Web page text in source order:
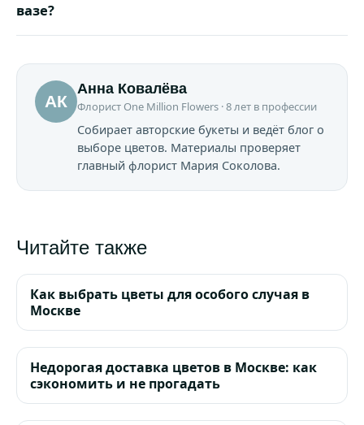
вазе?
АК
Анна Ковалёва
Флорист One Million Flowers · 8 лет в профессии
Собирает авторские букеты и ведёт блог о
выборе цветов. Материалы проверяет
главный флорист Мария Соколова.
Читайте также
Как выбрать цветы для особого случая в
Москве
Недорогая доставка цветов в Москве: как
сэкономить и не прогадать